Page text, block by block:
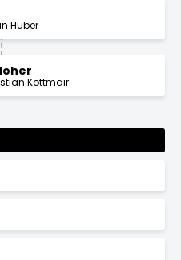
Huber
Kottmair